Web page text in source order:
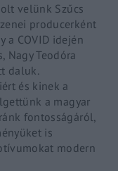
velünk Szűcs
producerként
a COVID idején
Nagy Teodóra
daluk.
és kinek a
a magyar
fontosságáról,
is
modern